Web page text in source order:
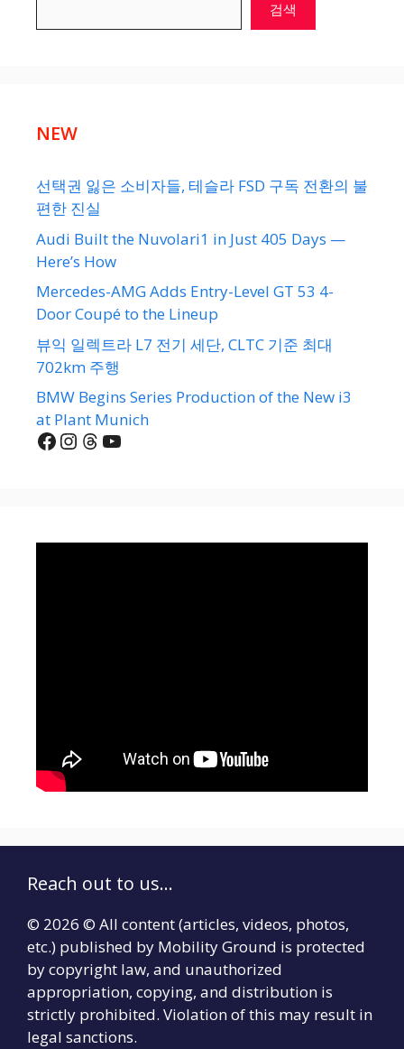
검색
NEW
선택권 잃은 소비자들, 테슬라 FSD 구독 전환의 불
편한 진실
Audi Built the Nuvolari1 in Just 405 Days —
Here’s How
Mercedes-AMG Adds Entry-Level GT 53 4-
Door Coupé to the Lineup
뷰익 일렉트라 L7 전기 세단, CLTC 기준 최대
702km 주행
BMW Begins Series Production of the New i3
at Plant Munich
Facebook
Instagram
Threads
YouTube
Reach out to us...
© 2026 © All content (articles, videos, photos,
etc.) published by Mobility Ground is protected
by copyright law, and unauthorized
appropriation, copying, and distribution is
strictly prohibited. Violation of this may result in
legal sanctions.